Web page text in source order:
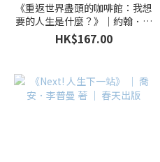
《重返世界盡頭的咖啡館：我想
要的人生是什麼？》｜約翰．史
崔勒基 著｜ 三采 出版
HK$167.00